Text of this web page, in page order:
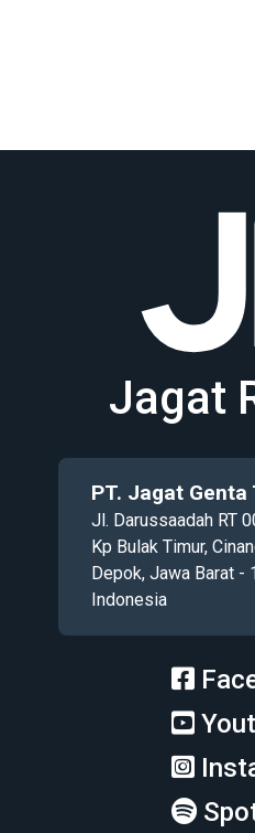
Jagat
PT. Jagat Genta
Jl. Darussaadah RT
Kp Bulak Timur,
Depok, Jawa Barat -
Indonesia